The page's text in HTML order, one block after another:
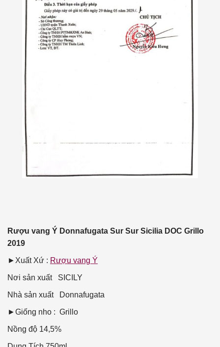
Rượu vang Ý Donnafugata Sur Sur Sicilia DOC Grillo
2019
►Xuất Xứ : Rượu vang Ý
Nơi sản xuất SICILY
Nhà sản xuất Donnafugata
►Giống nho : Grillo
Nồng độ 14,5%